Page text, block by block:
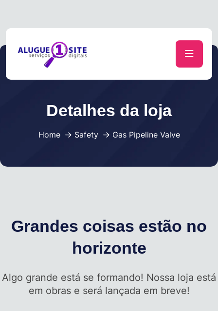
Detalhes da loja
Home Safety Gas Pipeline Valve
Grandes coisas estão no
horizonte
Algo grande está se formando! Nossa loja está
em obras e será lançada em breve!